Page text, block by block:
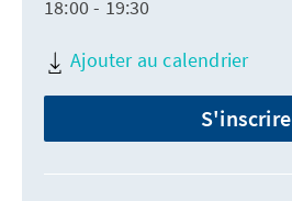
18:00 - 19:30
Ajouter au calendrier
S'inscrire